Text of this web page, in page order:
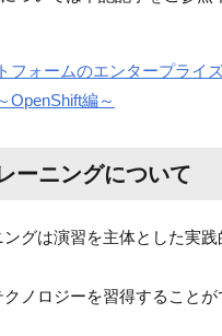
フォームのエンタープライ
OpenShift編～
ーニングについて
グは演習を主体とした実践
クノロジーを習得すること